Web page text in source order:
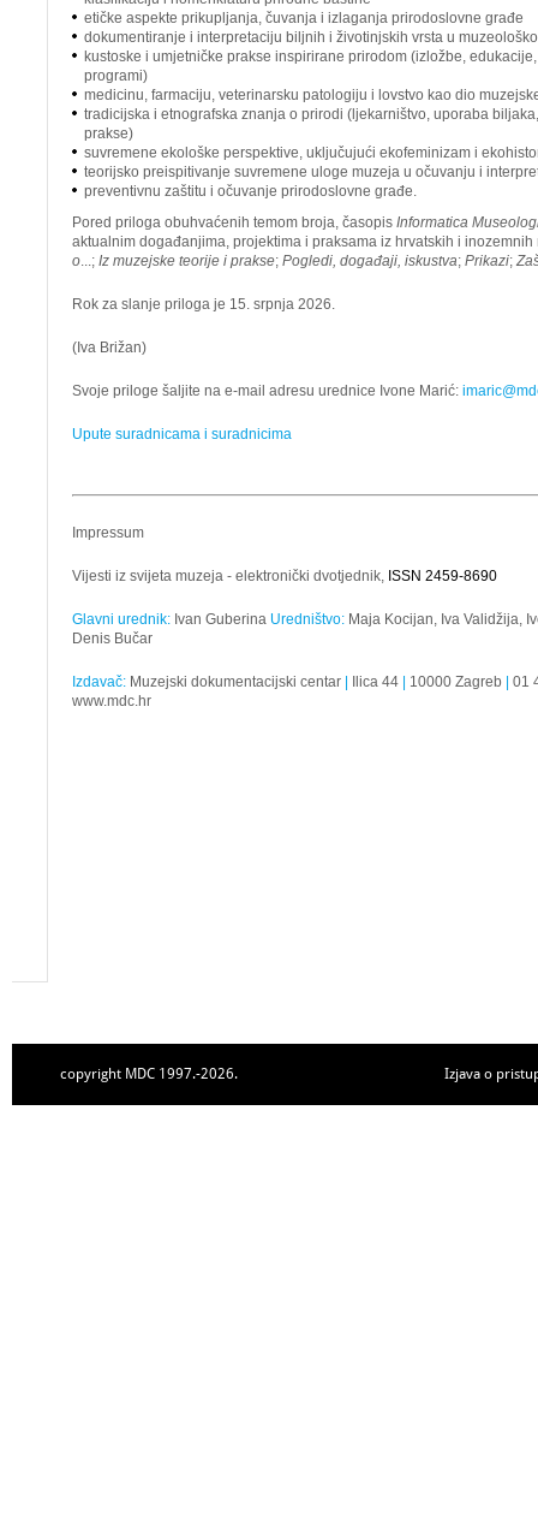
etičke aspekte prikupljanja, čuvanja i izlaganja prirodoslovne građe
dokumentiranje i interpretaciju biljnih i životinjskih vrsta u
kustoske i umjetničke prakse inspirirane prirodom (izložbe,
programi)
medicinu, farmaciju, veterinarsku patologiju i lovstvo kao dio
tradicijska i etnografska znanja o prirodi (ljekarništvo, uporaba
prakse)
suvremene ekološke perspektive, uključujući ekofeminizam i
teorijsko preispitivanje suvremene uloge muzeja u očuvanju i
preventivnu zaštitu i očuvanje prirodoslovne građe.
Pored priloga obuhvaćenih temom broja, časopis Informatica
aktualnim događanjima, projektima i praksama iz hrvatskih i
o...; Iz muzejske teorije i prakse; Pogledi, događaji, iskustva; Prikazi;
Rok za slanje priloga je 15. srpnja 2026.
(Iva Brižan)
Svoje priloge šaljite na e-mail adresu urednice Ivone Marić:
Upute suradnicama i suradnicima
Impressum
Vijesti iz svijeta muzeja - elektronički dvotjednik, ISSN 2459-8690
Glavni urednik: Ivan Guberina Uredništvo: Maja Kocijan, Iva Validžija,
Denis Bučar
Izdavač: Muzejski dokumentacijski centar Ilica 44 10000 Zagreb
01
www.mdc.hr
copyright MDC 1997.-2026. Izjava o